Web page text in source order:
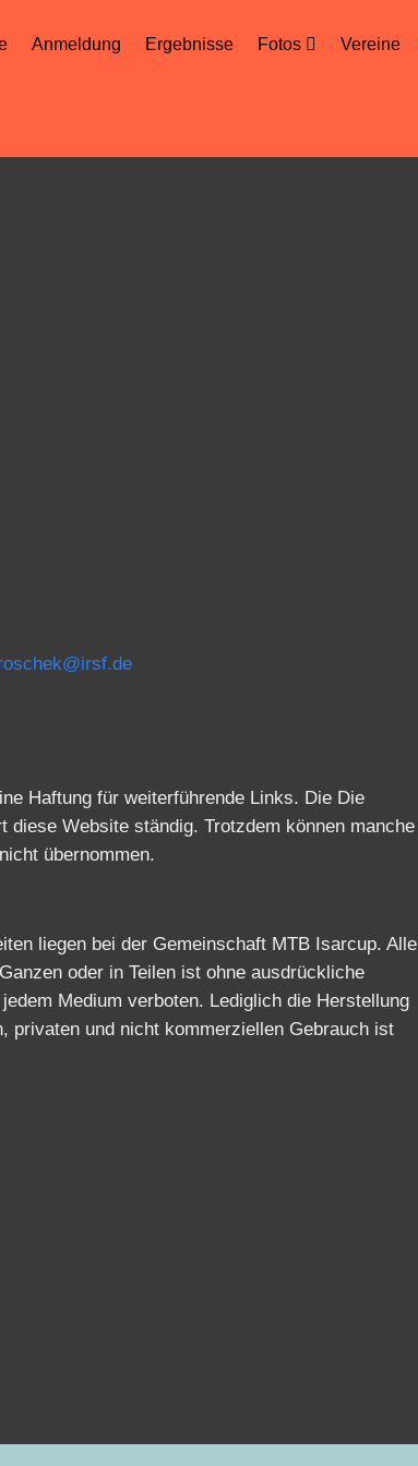
Anmeldung Ergebnisse Fotos Vereine
Haftung für weiterführende Links. Die Die
Website ständig. Trotzdem können manche
übernommen.
liegen bei der Gemeinschaft MTB Isarcup. Alle
oder in Teilen ist ohne ausdrückliche
Medium verboten. Lediglich die Herstellung
privaten und nicht kommerziellen Gebrauch ist